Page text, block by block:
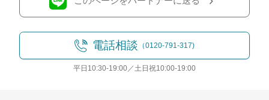
電話相談 （0120-791-317)
平日10:30-19:00／土日祝10:00-19:00